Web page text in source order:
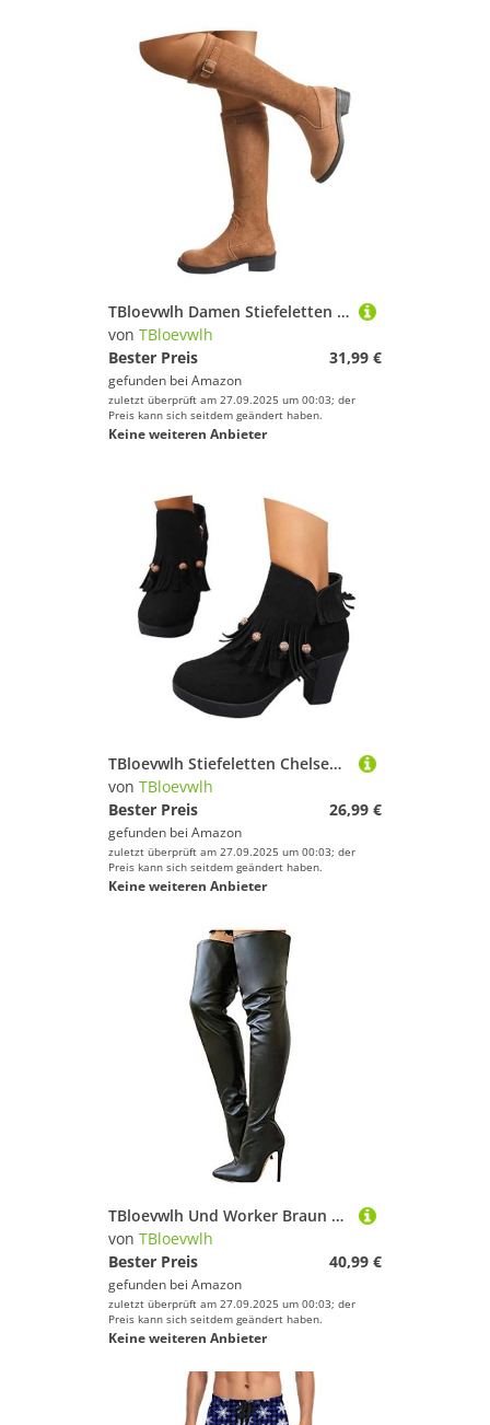
TBloevwlh Damen Stiefeletten wasserdichte Herbst Cowgirlstiefel Futter Winterschuhe Herbststiefel Winter Für Innenreißverschluss Stiefel Mit Boots Lug Halbhohe Elastischer Ferse Elegant Absatz
von TBloevwlh
Bester Preis
31,99 €
gefunden bei Amazon
zuletzt überprüft am 27.09.2025 um 00:03; der
Preis kann sich seitdem geändert haben.
Keine weiteren Anbieter
TBloevwlh Stiefeletten Chelsea rutschfest Stiefel Stickereien Boots Freizeitschuhe Stylische Schnürstiefel Winterstiefel Bequemer wasserdichte Cowgirlstiefel Für Mit Schneestiefel Warmes
von TBloevwlh
Bester Preis
26,99 €
gefunden bei Amazon
zuletzt überprüft am 27.09.2025 um 00:03; der
Preis kann sich seitdem geändert haben.
Keine weiteren Anbieter
TBloevwlh Und Worker Braun Herbst Anliegender Wasserdicht Damen Mit Absatz Silhouette wasserdichte Reißverschluss Winterstiefel Knöchelstiefel Stickereien Halbhohe Vielfältige Stiefeletten
von TBloevwlh
Bester Preis
40,99 €
gefunden bei Amazon
zuletzt überprüft am 27.09.2025 um 00:03; der
Preis kann sich seitdem geändert haben.
Keine weiteren Anbieter